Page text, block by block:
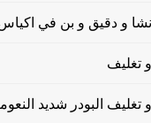
نشا و دقيق و بن في اكياس
تغليف
تغليف البودر شديد